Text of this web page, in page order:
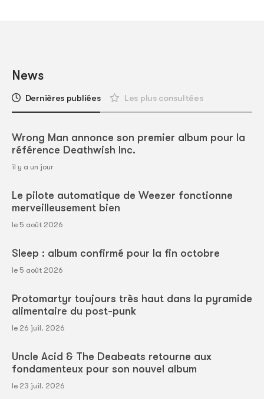
News
Dernières publiées Les plus consultées
Wrong Man annonce son premier album pour la
référence Deathwish Inc.
il y a un jour
Le pilote automatique de Weezer fonctionne
merveilleusement bien
le 5 août 2026
Sleep : album confirmé pour la fin octobre
le 5 août 2026
Protomartyr toujours très haut dans la pyramide
alimentaire du post-punk
le 26 juil. 2026
Uncle Acid & The Deabeats retourne aux
fondamenteux pour son nouvel album
le 23 juil. 2026